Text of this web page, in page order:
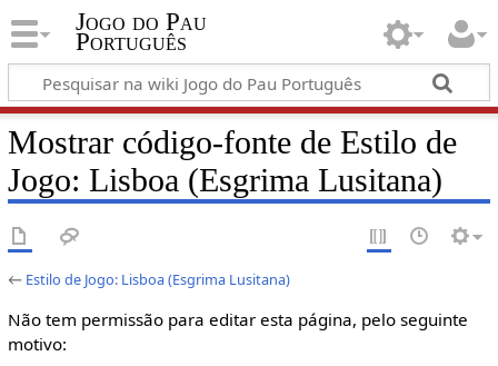
Jogo do Pau
Português
Mostrar código-fonte de Estilo de
Jogo: Lisboa (Esgrima Lusitana)
← Estilo de Jogo: Lisboa (Esgrima Lusitana)
Não tem permissão para editar esta página, pelo seguinte
motivo: